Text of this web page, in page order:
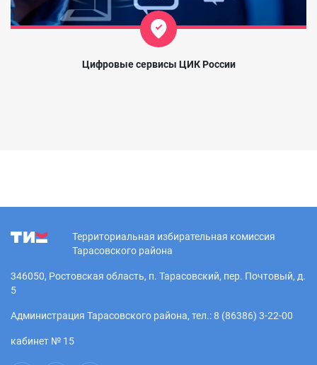
Цифровые сервисы ЦИК России
Территориальная избирательная комиссия
Тарасовского района
346050, Ростовская область, п. Тарасовский, пер. Почтовый, д.
5
Администрация Тарасовского района, тел.: 8 (86386) 3-22-00
кабинет № 15